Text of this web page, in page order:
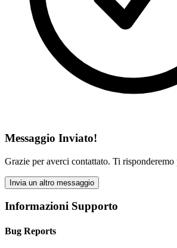
Messaggio Inviato!
Grazie per averci contattato. Ti risponderemo
Invia un altro messaggio
Informazioni Supporto
Bug Reports